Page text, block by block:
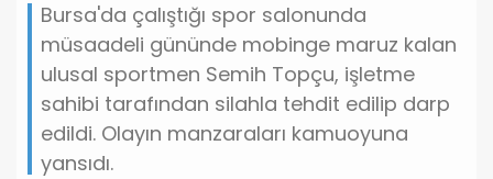
Bursa'da çalıştığı spor salonunda
müsaadeli gününde mobinge maruz kalan
ulusal sportmen Semih Topçu, işletme
sahibi tarafından silahla tehdit edilip darp
edildi. Olayın manzaraları kamuoyuna
yansıdı.